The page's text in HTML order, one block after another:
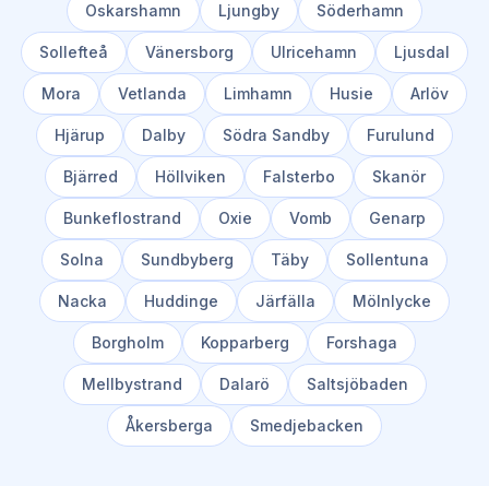
Oskarshamn Ljungby Söderhamn
Sollefteå Vänersborg Ulricehamn Ljusdal
Mora Vetlanda Limhamn Husie Arlöv
Hjärup Dalby Södra Sandby Furulund
Bjärred Höllviken Falsterbo Skanör
Bunkeflostrand Oxie Vomb Genarp
Solna Sundbyberg Täby Sollentuna
Nacka Huddinge Järfälla Mölnlycke
Borgholm Kopparberg Forshaga
Mellbystrand Dalarö Saltsjöbaden
Åkersberga Smedjebacken